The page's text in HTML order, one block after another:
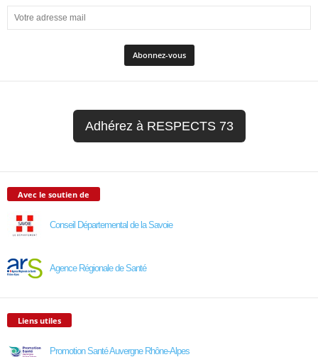
Adhérez à RESPECTS 73
Avec le soutien de
Conseil Départemental de la Savoie
Agence Régionale de Santé
Liens utiles
Promotion Santé Auvergne Rhône-Alpes